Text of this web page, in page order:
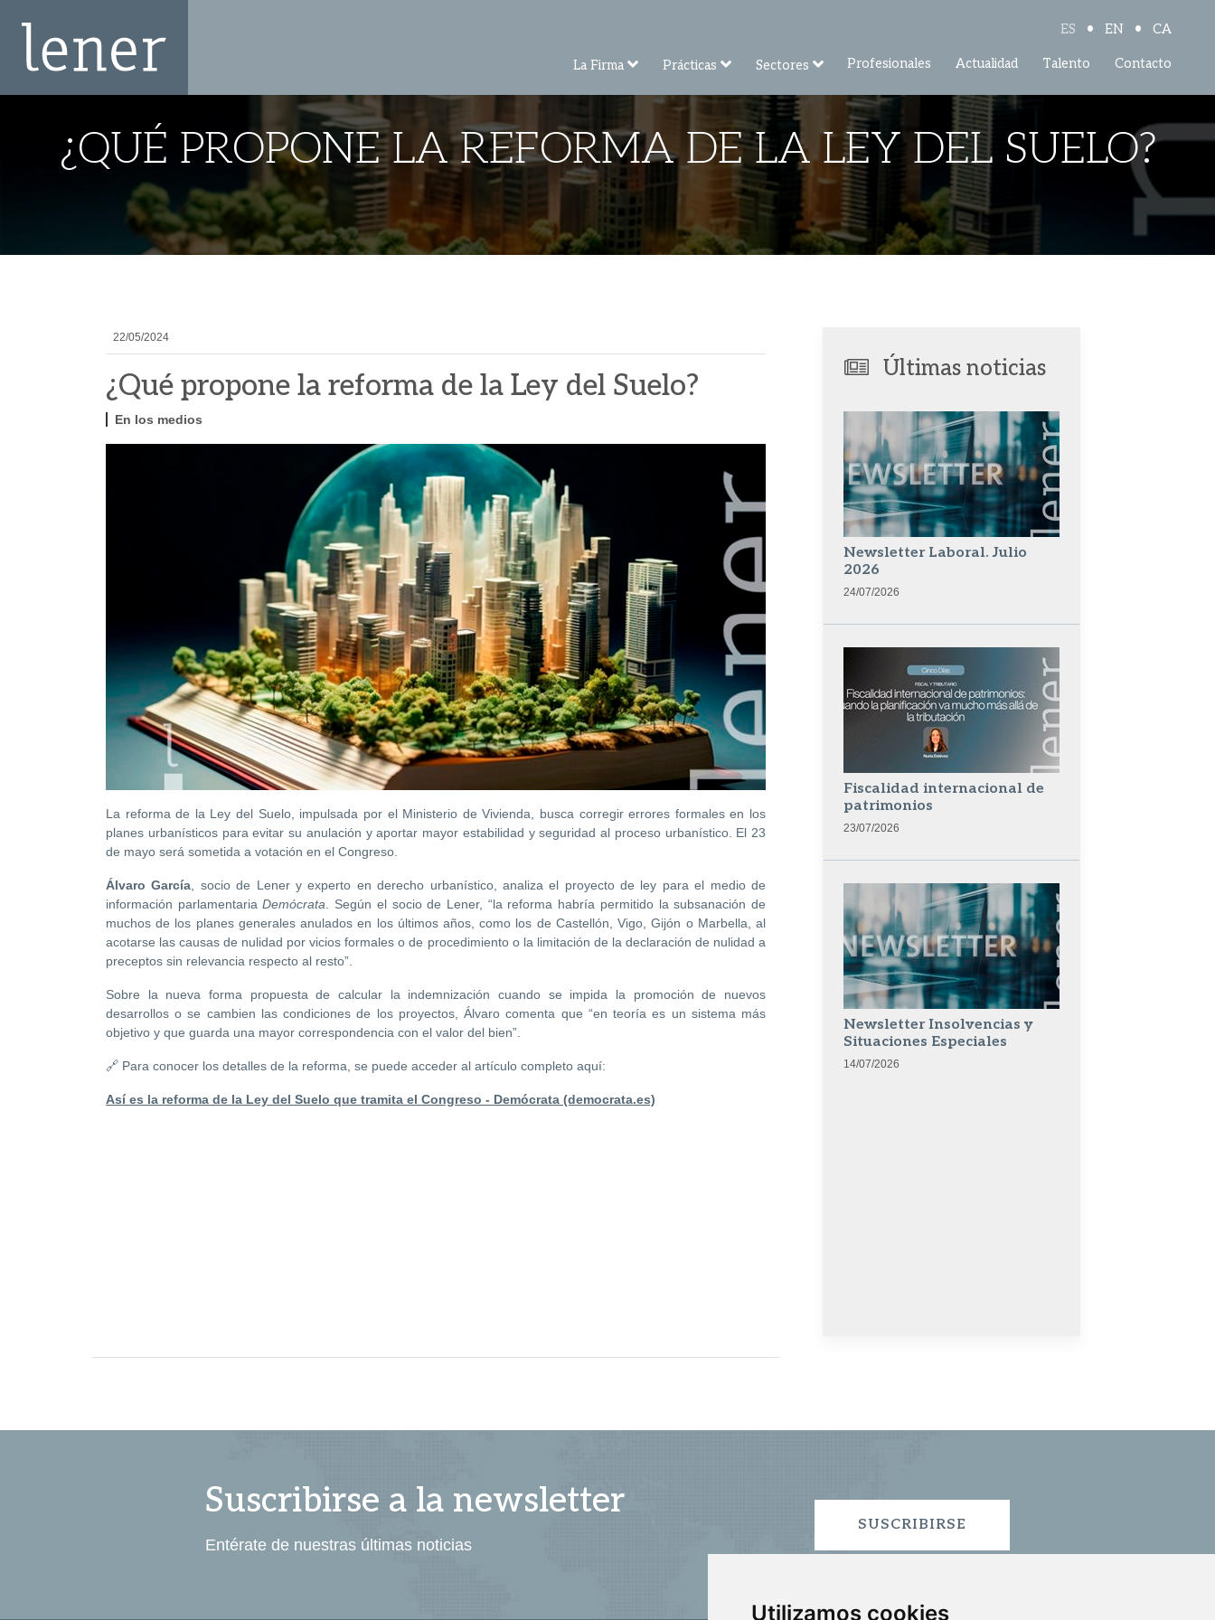
Utilizamos cookies
ES • EN • CA
La Firma Prácticas Sectores Profesionales Actualidad Talento Contacto
¿QUÉ PROPONE LA REFORMA DE LA LEY DEL SUELO?
22/05/2024
¿Qué propone la reforma de la Ley del Suelo?
En los medios
La reforma de la Ley del Suelo, impulsada por el Ministerio de Vivienda, busca corregir errores formales en los
planes urbanísticos para evitar su anulación y aportar mayor estabilidad y seguridad al proceso urbanístico. El 23
de mayo será sometida a votación en el Congreso.
Álvaro García, socio de Lener y experto en derecho urbanístico, analiza el proyecto de ley para el medio de
información parlamentariaDemócrata. Según el socio de Lener, “la reforma habría permitido la subsanación de
muchos de los planes generales anulados en los últimos años, como los de Castellón, Vigo, Gijón o Marbella, al
acotarse las causas de nulidad por vicios formales o de procedimiento o la limitación de la declaración de nulidad a
preceptos sin relevancia respecto al resto”.
Sobre la nueva forma propuesta de calcular la indemnización cuando se impida la promoción de nuevos
desarrollos o se cambien las condiciones de los proyectos, Álvaro comenta que “en teoría es un sistema más
objetivo y que guarda una mayor correspondencia con el valor del bien”.
🔗 Para conocer los detalles de la reforma, se puede acceder al artículo completo aquí:
Así es la reforma de la Ley del Suelo que tramita el Congreso - Demócrata (democrata.es)
Últimas noticias
Newsletter Laboral. Julio
2026
24/07/2026
Fiscalidad internacional de
patrimonios
23/07/2026
Newsletter Insolvencias y
Situaciones Especiales
14/07/2026
Suscribirse a la newsletter
Entérate de nuestras últimas noticias
SUSCRIBIRSE